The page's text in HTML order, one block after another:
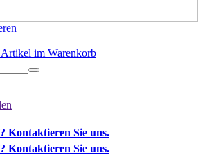
im Warenkorb
Kontaktieren Sie uns.
Kontaktieren Sie uns.